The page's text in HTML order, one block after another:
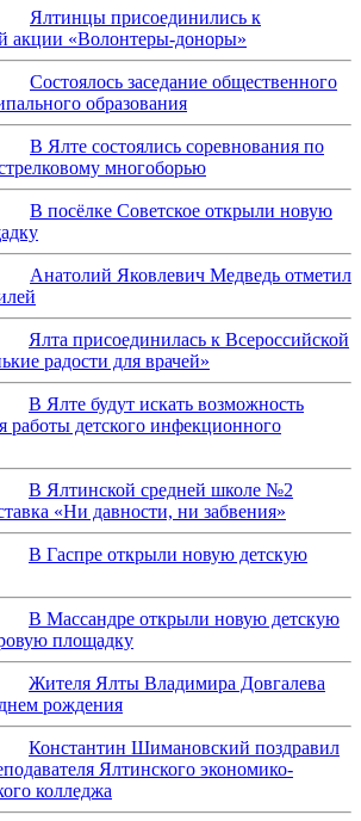
Ялтинцы присоединились к
акции «Волонтеры-доноры»
Состоялось заседание общественного
образования
В Ялте состоялись соревнования по
многоборью
В посёлке Советское открыли новую
Анатолий Яковлевич Медведь отметил
Ялта присоединилась к Всероссийской
радости для врачей»
В Ялте будут искать возможность
работы детского инфекционного
В Ялтинской средней школе №2
«Ни давности, ни забвения»
В Гаспре открыли новую детскую
В Массандре открыли новую детскую
площадку
Жителя Ялты Владимира Довгалева
рождения
Константин Шимановский поздравил
Ялтинского экономико-
колледжа